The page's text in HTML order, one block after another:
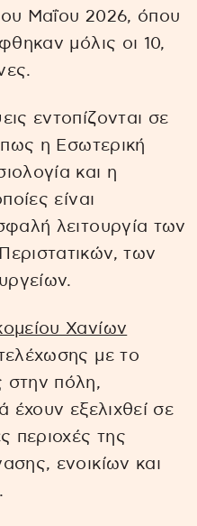
Μαΐου 2026, όπου
μόλις οι 10,
εντοπίζονται σε
η Εσωτερική
και η
είναι
λειτουργία των
των
Χανίων
με το
στην πόλη,
έχουν εξελιχθεί σε
περιοχές της
ενοικίων και